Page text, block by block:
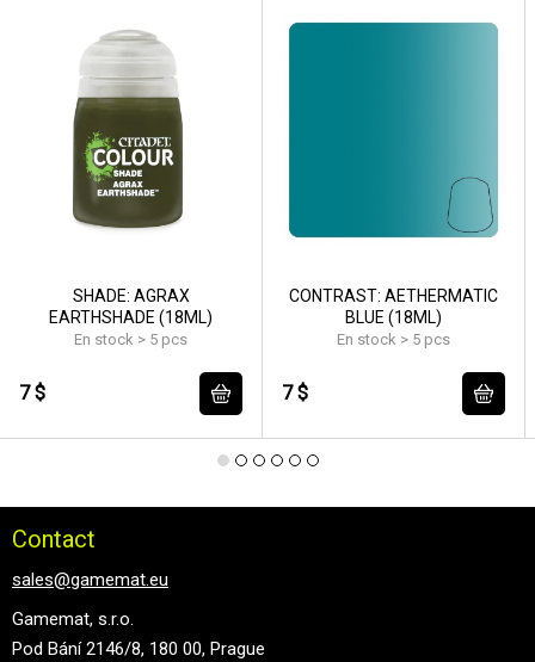
SHADE: AGRAX
EARTHSHADE (18ML)
En stock > 5 pcs
7 $
CONTRAST: AETHERMATIC
BLUE (18ML)
En stock > 5 pcs
7 $
Contact
sales@gamemat.eu
Gamemat, s.r.o.
Pod Bání 2146/8, 180 00, Prague